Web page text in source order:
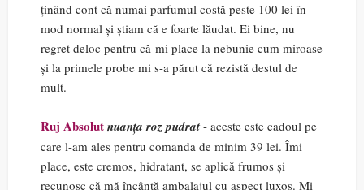
ținând cont că numai parfumul costă peste 100 lei în
mod normal și știam că e foarte lăudat. Ei bine, nu
regret deloc pentru că-mi place la nebunie cum miroase
și la primele probe mi s-a părut că rezistă destul de
mult.
Ruj Absolutnuanța roz pudrat- aceste este cadoul pe
care l-am ales pentru comanda de minim 39 lei. Îmi
place, este cremos, hidratant, se aplică frumos și
recunosc că mă încântă ambalajul cu aspect luxos. Mi